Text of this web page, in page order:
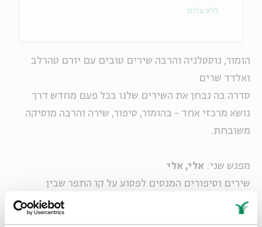
הומור, נוסטלגיה והרבה שירים טובים עם יורם טהרלב
ואלדד שרים
סדרה בה נבחן את השירים שלנו בכל פעם מחדש דרך
נושא מרכזי אחד - בהומור, סיפור, שירה והרבה מוסיקה
משובחת.
מפגש שני: אלי, אלי
שירים וסיפורים המנסים לפסוע על קו התפר שבין
התרבות החילונית למסורת היהודית, בין התפילות של
ללא עלות